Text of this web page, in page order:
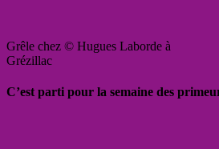
Grêle chez © Hugues Laborde à
Grézillac
C’est parti pour la semaine des